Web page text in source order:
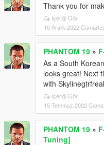
Thank you for
İçeriği Gör
10 Aralık 2022
PHANTOM 19 »
As a South
looks great! Next
with
İçeriği Gör
15 Temmuz 2022 Cuma
PHANTOM 19 »
Tuning]